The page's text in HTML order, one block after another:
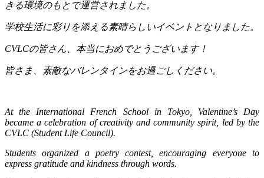
きる環境のもとで運営されました。
学校生活に彩りを添える素晴らしいイベントとなりました。
CVLCの皆さん、本当におめでとうございます！
皆さま、素敵なバレンタインをお過ごしください。
At the International French School in Tokyo, Valentine’s Day
became a celebration of creativity and community spirit, led by the
CVLC (Student Life Council).
Students organized a poetry contest, encouraging everyone to
express gratitude and kindness through words.